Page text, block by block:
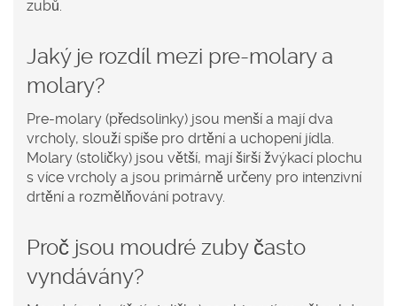
zubů.
Jaký je rozdíl mezi pre-molary a
molary?
Pre-molary (předsolinky) jsou menší a mají dva
vrcholy, slouží spíše pro drtění a uchopení jídla.
Molary (stoličky) jsou větší, mají širší žvýkací plochu
s více vrcholy a jsou primárně určeny pro intenzivní
drtění a rozmělňování potravy.
Proč jsou moudré zuby často
vyndávány?